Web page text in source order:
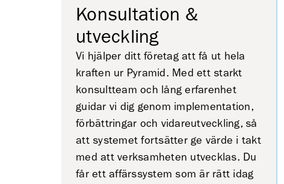
Konsultation &
utveckling
Vi hjälper ditt företag att få ut hela
kraften ur Pyramid. Med ett starkt
konsultteam och lång erfarenhet
guidar vi dig genom implementation,
förbättringar och vidareutveckling, så
att systemet fortsätter ge värde i takt
med att verksamheten utvecklas. Du
får ett affärssystem som är rätt idag